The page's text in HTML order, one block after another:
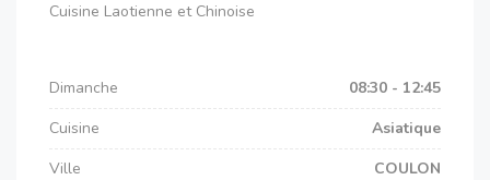
Cuisine Laotienne et Chinoise
Dimanche
08:30 - 12:45
Cuisine
Asiatique
Ville
COULON